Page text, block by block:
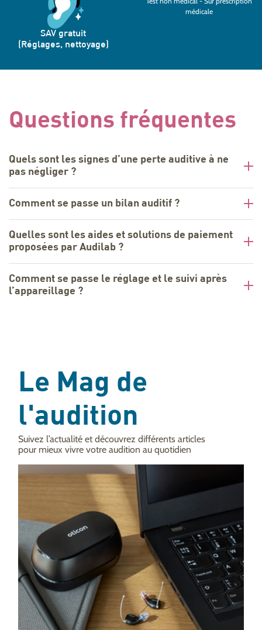
SAV gratuit
(Réglages, nettoyage)
médicale
Questions fréquentes
Quels sont les signes d’une perte auditive à ne
pas négliger ?
Comment se passe un bilan auditif ?
Quelles sont les aides et solutions de paiement
proposées par Audilab ?
Comment se passe le réglage et le suivi après
l’appareillage ?
Le Mag de
l'audition
Suivez l’actualité et découvrez différents articles
pour mieux vivre votre audition au quotidien